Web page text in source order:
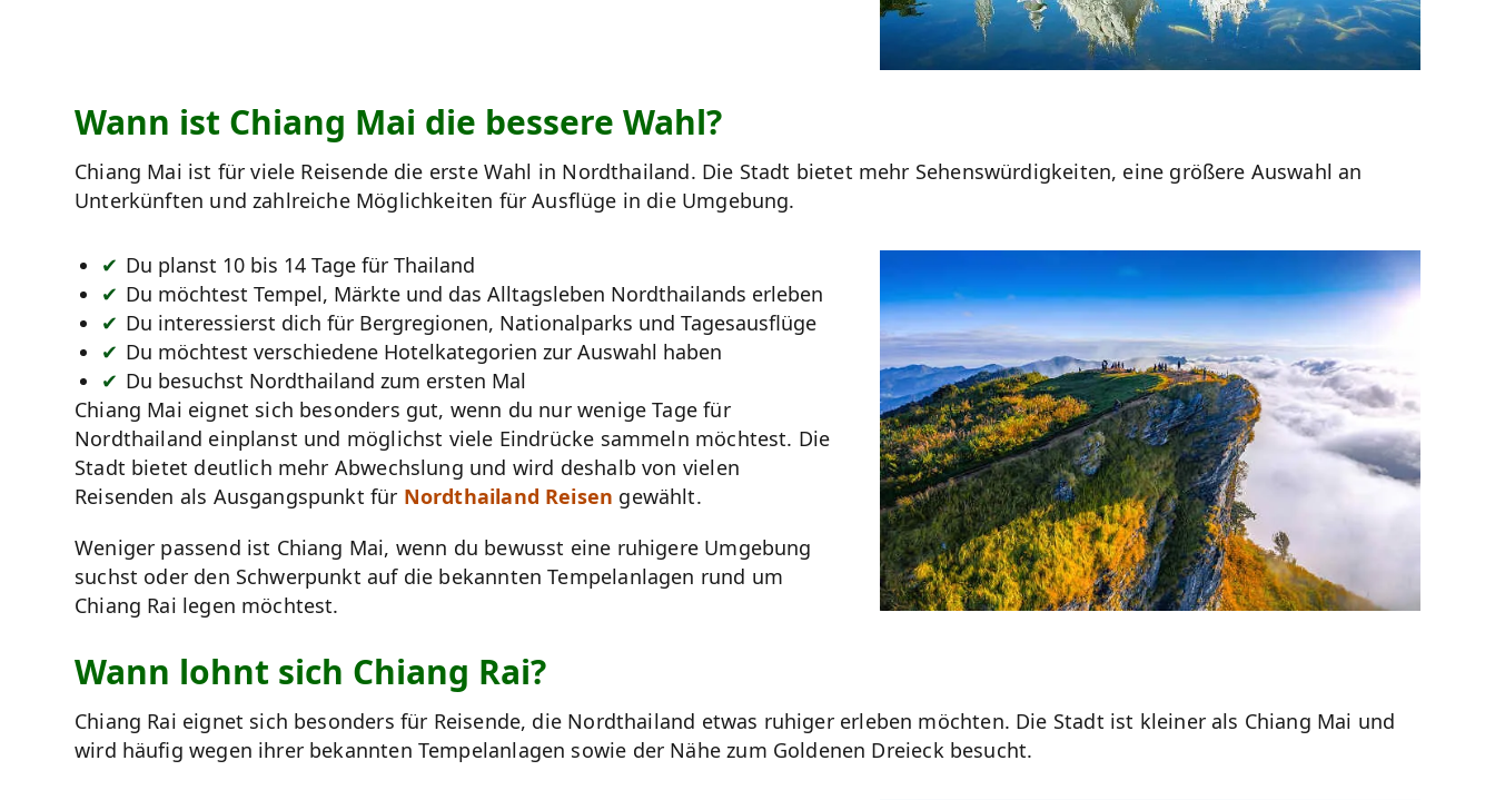
Wann ist Chiang Mai die bessere Wahl?
Chiang Mai ist für viele Reisende die erste Wahl in Nordthailand. Die Stadt bietet mehr Sehenswürdigkeiten, eine größere Auswahl an
Unterkünften und zahlreiche Möglichkeiten für Ausflüge in die Umgebung.
Du planst 10 bis 14 Tage für Thailand
Du möchtest Tempel, Märkte und das Alltagsleben Nordthailands erleben
Du interessierst dich für Bergregionen, Nationalparks und Tagesausflüge
Du möchtest verschiedene Hotelkategorien zur Auswahl haben
Du besuchst Nordthailand zum ersten Mal
Chiang Mai eignet sich besonders gut, wenn du nur wenige Tage für
Nordthailand einplanst und möglichst viele Eindrücke sammeln möchtest. Die
Stadt bietet deutlich mehr Abwechslung und wird deshalb von vielen
Reisenden als Ausgangspunkt für Nordthailand Reisen gewählt.
Weniger passend ist Chiang Mai, wenn du bewusst eine ruhigere Umgebung
suchst oder den Schwerpunkt auf die bekannten Tempelanlagen rund um
Chiang Rai legen möchtest.
Wann lohnt sich Chiang Rai?
Chiang Rai eignet sich besonders für Reisende, die Nordthailand etwas ruhiger erleben möchten. Die Stadt ist kleiner als Chiang Mai und
wird häufig wegen ihrer bekannten Tempelanlagen sowie der Nähe zum Goldenen Dreieck besucht.